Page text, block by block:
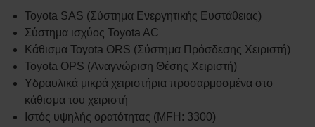
Toyota SAS (Σύστημα Ενεργητικής Ευστάθειας)
Σύστημα ισχύος Toyota AC
Κάθισμα Toyota ORS (Σύστημα Πρόσδεσης Χειριστή)
Toyota OPS (Αναγνώριση Θέσης Χειριστή)
Υδραυλικά μικρά χειριστήρια προσαρμοσμένα στο
κάθισμα του χειριστή
Ιστός υψηλής ορατότητας (MFH: 3300)